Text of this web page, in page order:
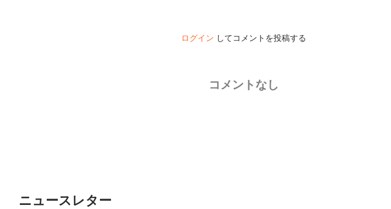
ログイン してコメントを投稿する
コメントなし
ニュースレター